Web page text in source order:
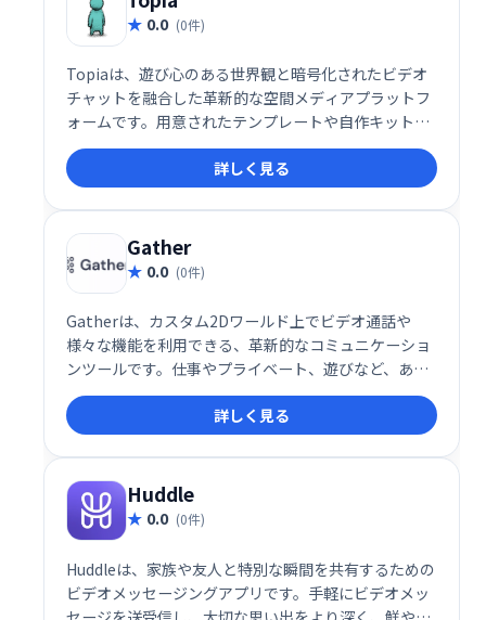
0.0 (0件)
Topiaは、遊び心のある世界観と暗号化されたビデオ
チャットを融合した革新的な空間メディアプラットフ
ォームです。用意されたテンプレートや自作キット
で、自分だけの空間を簡単に構築可能。ディナー、ポ
ッドキャスト、コンサート、会議など、500以上のバ
ーチャル空間が利用可能です。あなただけの世界を創
造し、新たなコミュニケーション体験を創造しましょ
う。
詳しく見る
Gather
0.0 (0件)
Gatherは、カスタム2Dワールド上でビデオ通話や
様々な機能を利用できる、革新的なコミュニケーショ
ンツールです。仕事やプライベート、遊びなど、あら
ゆるシーンで、より自然で楽しい集まりを実現しま
す。集まることをより自発的で魅力的なものに変え、
新たなコミュニケーション体験を提供します。
詳しく見る
Huddle
0.0 (0件)
Huddleは、家族や友人と特別な瞬間を共有するための
ビデオメッセージングアプリです。手軽にビデオメッ